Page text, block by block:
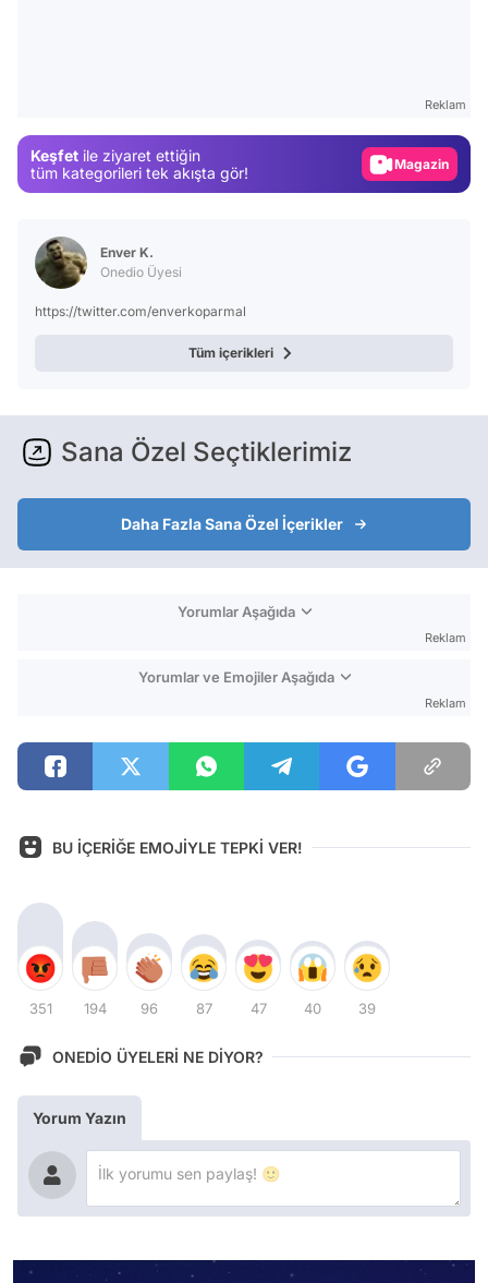
Reklam
Keşfet ile ziyaret ettiğin
tüm kategorileri tek akışta gör!
Video
Enver K.
Onedio Üyesi
https://twitter.com/enverkoparmal
Tüm içerikleri
Sana Özel Seçtiklerimiz
Daha Fazla Sana Özel İçerikler
Yorumlar Aşağıda
Reklam
Yorumlar ve Emojiler Aşağıda
Reklam
BU İÇERİĞE EMOJİYLE TEPKİ VER!
351 194 96 87 47 40 39
ONEDİO ÜYELERİ NE DİYOR?
Yorum Yazın